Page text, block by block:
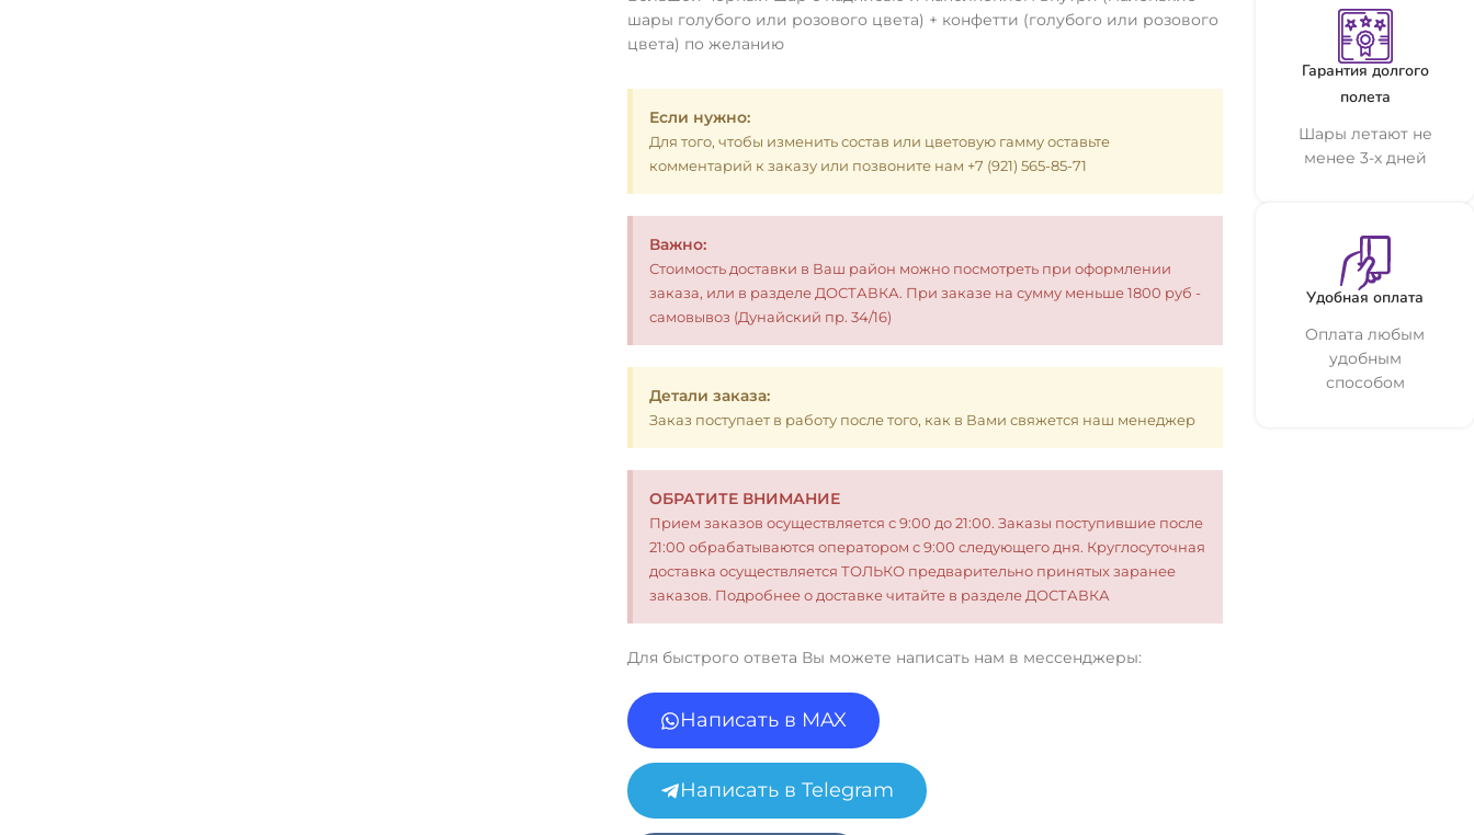
шары голубого или розового цвета) + конфетти (голубого или розового
цвета) по желанию
Если нужно:
Для того, чтобы изменить состав или цветовую гамму оставьте
комментарий к заказу или позвоните нам +7 (921) 565-85-71
Важно:
Стоимость доставки в Ваш район можно посмотреть при оформлении
заказа, или в разделе ДОСТАВКА. При заказе на сумму меньше 1800 руб -
самовывоз (Дунайский пр. 34/16)
Детали заказа:
Заказ поступает в работу после того, как в Вами свяжется наш менеджер
ОБРАТИТЕ ВНИМАНИЕ
Прием заказов осуществляется с 9:00 до 21:00. Заказы поступившие после
21:00 обрабатываются оператором с 9:00 следующего дня. Круглосуточная
доставка осуществляется ТОЛЬКО предварительно принятых заранее
заказов. Подробнее о доставке читайте в разделе ДОСТАВКА
Для быстрого ответа Вы можете написать нам в мессенджеры:
Написать в MAX
Написать в Telegram
Гарантия долгого
полета
Шары летают не
менее 3-х дней
Удобная оплата
Оплата любым
удобным
способом